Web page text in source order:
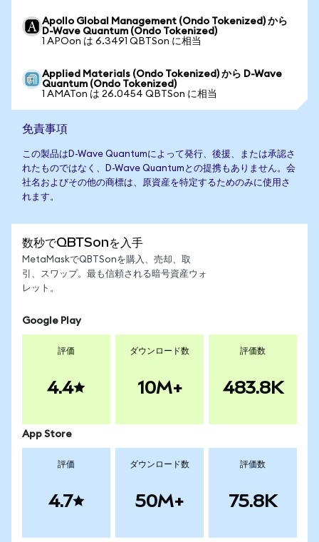
Apollo Global Management (Ondo Tokenized) から
D-Wave Quantum (Ondo Tokenized)
1 APOon は 6.3491 QBTSon に相当
Applied Materials (Ondo Tokenized) から D-Wave
Quantum (Ondo Tokenized)
1 AMATon は 26.0454 QBTSon に相当
免責事項
この製品はD-Wave Quantumによって発行、後援、または承認さ
れたものではなく、D-Wave Quantumとの提携もありません。会
社名およびその他の商標は、原資産を特定するためのみに使用さ
れます。
数秒でQBTSonを入手
MetaMaskでQBTSonを購入、売却、取
引、スワップ。最も信頼される暗号資産ウォ
レット。
Google Play
評価
4.4
ダウンロード数
10M+
評価数
483.8K
App Store
評価
4.7
ダウンロード数
50M+
評価数
75.8K